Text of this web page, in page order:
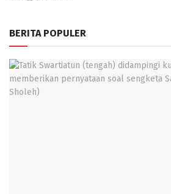
BERITA POPULER